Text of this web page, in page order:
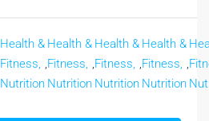
Health &
Fitness,
Nutrition
,
Health &
Fitness,
Nutrition
,
Health &
Fitness,
Nutrition
,
Health &
Fitness,
Nutrition
,